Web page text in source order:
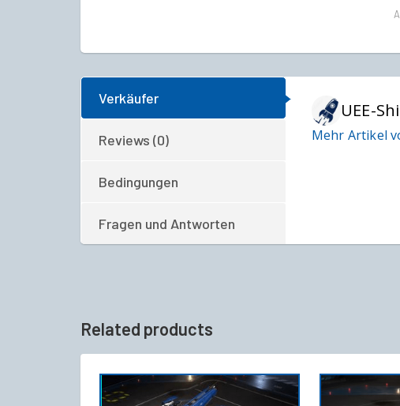
Verkäufer
Reviews (0)
Bedingungen
Fragen und Antworten
UEE-
Mehr Artikel
Related products
IN DEN WARENKORB